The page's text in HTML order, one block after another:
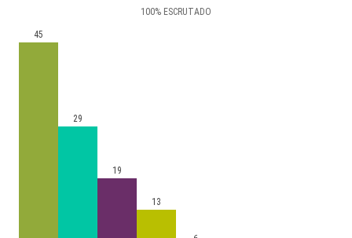
100% ESCRUTADO
45
29
19
13